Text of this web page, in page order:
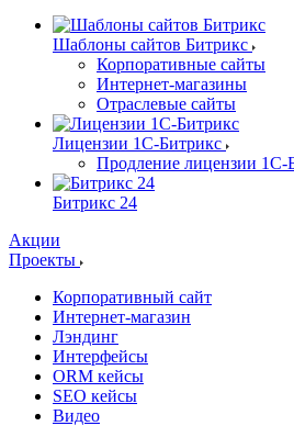
Шаблоны сайтов Битрикс
Корпоративные сайты
Интернет-магазины
Отраслевые сайты
Лицензии 1С-Битрикс
Продление лицензии 1С-
Битрикс 24
Акции
Проекты
Корпоративный сайт
Интернет-магазин
Лэндинг
Интерфейсы
ORM кейсы
SEO кейсы
Видео